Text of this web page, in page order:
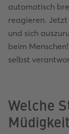
automatisch
reagieren. Jetzt
und sich
beim
selbst
Welche